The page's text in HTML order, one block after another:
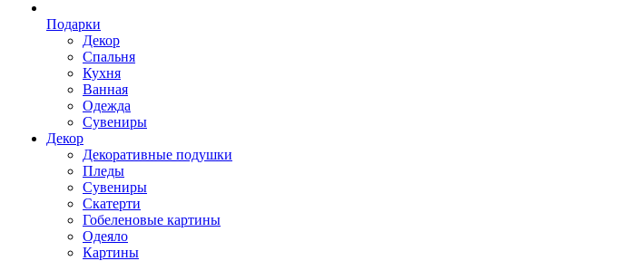
Подарки
Декор
Спальня
Кухня
Ванная
Одежда
Сувениры
Декор
Декоративные подушки
Пледы
Сувениры
Скатерти
Гобеленовые картины
Одеяло
Картины